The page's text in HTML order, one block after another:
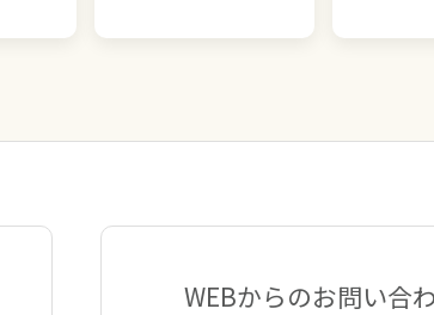
WEBからのお問い合